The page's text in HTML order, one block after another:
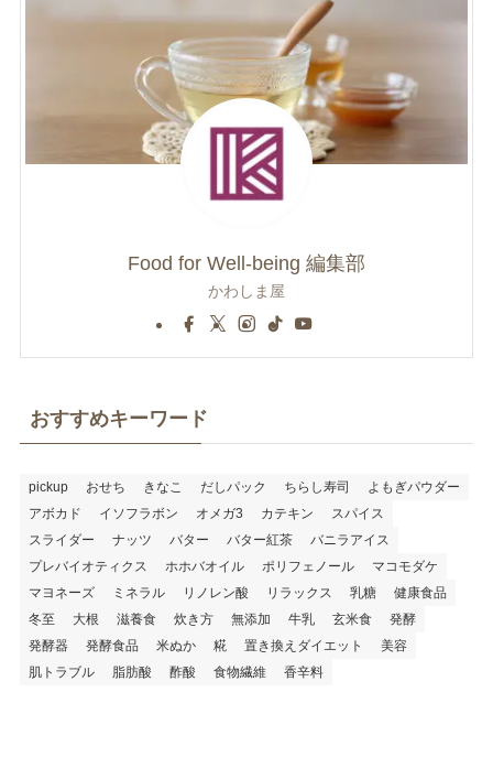
Food for Well-being 編集部
かわしま屋
おすすめキーワード
pickup おせち きなこ だしパック ちらし寿司
よもぎパウダー
アボカド
イソフラボン オメガ3 カテキン
スパイス
スライダー
ナッツ バター バター紅茶
バニラアイス
プレバイオティクス
ホホバオイル ポリフェノール
マコモダケ
マヨネーズ
ミネラル リノレン酸 リラックス 乳糖
健康食品
冬至
大根 滋養食 炊き方 無添加 牛乳 玄米食
発酵
発酵器
発酵食品 米ぬか 糀 置き換えダイエット
美容
肌トラブル
脂肪酸 酢酸 食物繊維 香辛料